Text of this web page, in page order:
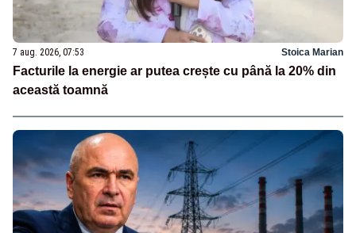
7 aug. 2026, 07:53 Stoica Marian
Facturile la energie ar putea crește cu până la 20% din
această toamnă